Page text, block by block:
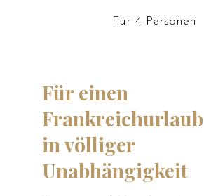
Für 4 Personen
Für einen
Frankreichurlaub
in völliger
Unabhängigkeit